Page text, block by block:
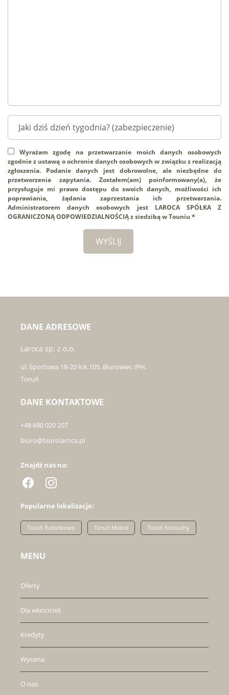
Wyrażam zgodę na przetwarzanie moich danych osobowych
zgodnie z ustawą o ochronie danych osobowych w związku z realizacją
zgłoszenia. Podanie danych jest dobrowolne, ale niezbędne do
przetworzenia zapytania. Zostałem(am) poinformowany(a), że
przysługuje mi prawo dostępu do swoich danych, możliwości ich
poprawiania, żądania zaprzestania ich przetwarzania.
Administratorem danych osobowych jest LAROCA SPÓŁKA Z
OGRANICZONĄ ODPOWIEDZIALNOŚCIĄ z siedzibą w Touniu *
DANE ADRESOWE
Laroca sp. z o.o.
ul. Sportowa 18-20 lok.105, Biurowiec IPH,
Toruń
DANE KONTAKTOWE
+48 690 020 207
biuro@biurolaroca.pl
Znajdź nas na:
Popularne lokalizacje:
Toruń Rubinkowo Toruń Mokre Toruń Koniuchy
MENU
Oferty
Dla właścicieli
Kredyty
Wycena
O nas